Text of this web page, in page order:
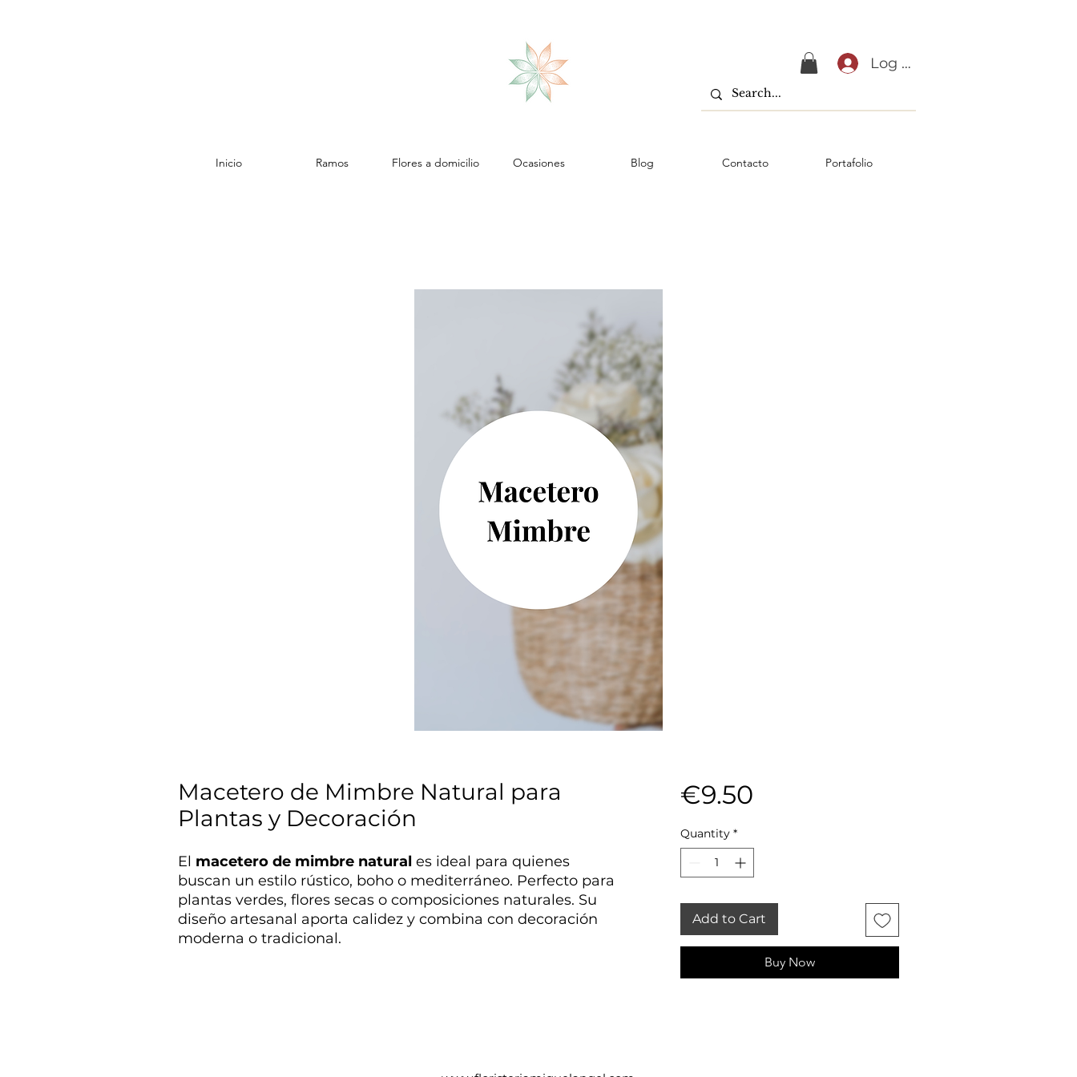
Log In
Inicio Ramos Flores a domicilio Ocasiones Blog Contacto Portafolio
Macetero de Mimbre Natural para
Plantas y Decoración
El macetero de mimbre natural es ideal para quienes
buscan un estilo rústico, boho o mediterráneo. Perfecto para
plantas verdes, flores secas o composiciones naturales. Su
diseño artesanal aporta calidez y combina con decoración
moderna o tradicional.
€9.50Price
Quantity *
Add to Cart
Buy Now